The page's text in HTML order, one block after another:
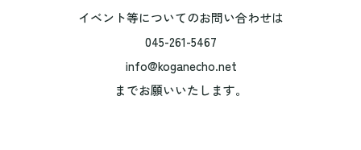
イベント等についてのお問い合わせは
045-261-5467
info@koganecho.net
までお願いいたします。